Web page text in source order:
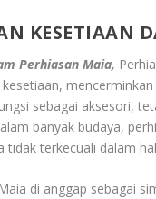
KESETIAAN
Perhiasan Maia,
sebagai aksesori,
banyak budaya,
tidak terkecuali dalam
di anggap sebagai